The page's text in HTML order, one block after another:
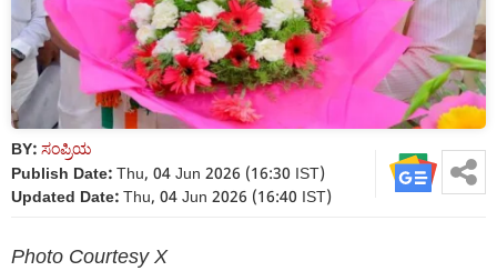
BY: ಸಂಪ್ರಿಯ
Publish Date: Thu, 04 Jun 2026 (16:30 IST)
Updated Date: Thu, 04 Jun 2026 (16:40 IST)
Photo Courtesy X